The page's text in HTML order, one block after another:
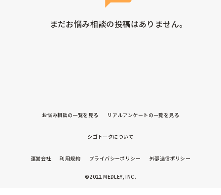
まだお悩み相談の投稿はありません。
お悩み相談の一覧を見る リアルアンケートの一覧を見る
シゴトークについて
運営会社 利用規約 プライバシーポリシー 外部送信ポリシー
©2022 MEDLEY, INC.